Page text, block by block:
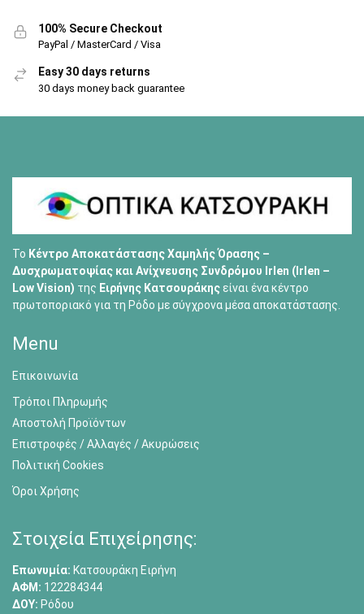
100% Secure Checkout
PayPal / MasterCard / Visa
Easy 30 days returns
30 days money back guarantee
Το Κέντρο Αποκατάστασης Χαμηλής Όρασης –
Δυσχρωματοψίας και Ανίχνευσης Συνδρόμου Irlen (Irlen –
Low Vision) της Ειρήνης Κατσουράκηςείναι ένα κέντρο
πρωτοποριακό για τη Ρόδο με σύγχρονα μέσα αποκατάστασης.
Menu
Επικοινωνία
Τρόποι Πληρωμής
Αποστολή Προϊόντων
Επιστροφές / Αλλαγές / Ακυρώσεις
Πολιτική Cookies
Όροι Χρήσης
Στοιχεία Επιχείρησης:
Επωνυμία: Κατσουράκη Ειρήνη
ΑΦΜ: 122284344
ΔΟΥ: Ρόδου